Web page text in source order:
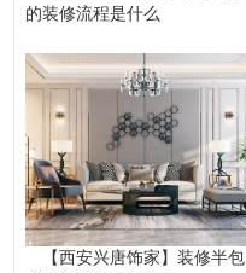
的装修流程是什么
【西安兴唐饰家】装修半包